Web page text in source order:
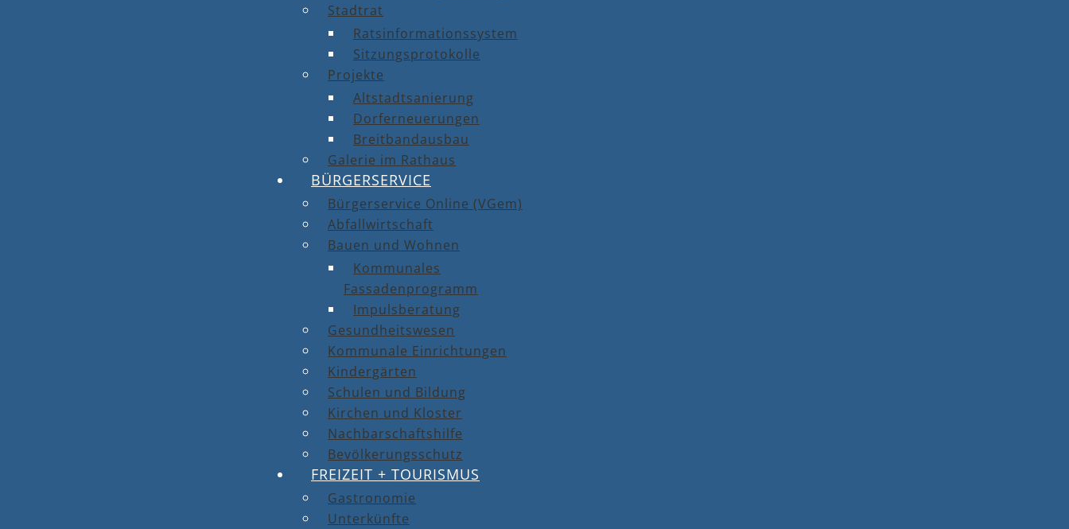
Stadtrat
Ratsinformationssystem
Sitzungsprotokolle
Projekte
Altstadtsanierung
Dorferneuerungen
Breitbandausbau
Galerie im Rathaus
BÜRGERSERVICE
Bürgerservice Online (VGem)
Abfallwirtschaft
Bauen und Wohnen
Kommunales
Fassadenprogramm
Impulsberatung
Gesundheitswesen
Kommunale Einrichtungen
Kindergärten
Schulen und Bildung
Kirchen und Kloster
Nachbarschaftshilfe
Bevölkerungsschutz
FREIZEIT + TOURISMUS
Gastronomie
Unterkünfte